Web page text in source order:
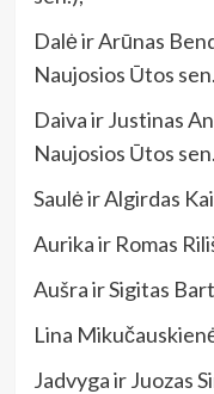
Dalė ir Arūnas
Naujosios Ūtos
Daiva ir Justinas
Naujosios Ūtos
Saulė ir Algirdas
Aurika ir Romas
Aušra ir Sigitas
Lina
Jadvyga ir Juozas